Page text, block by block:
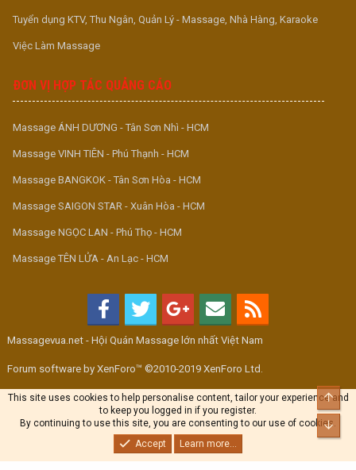
Tuyển dụng KTV, Thu Ngân, Quản Lý - Massage, Nhà Hàng, Karaoke
Việc Làm Massage
ĐƠN VỊ HỢP TÁC QUẢNG CÁO
Massage ÁNH DƯƠNG - Tân Sơn Nhì - HCM
Massage VINH TIÊN - Phú Thạnh - HCM
Massage BANGKOK - Tân Sơn Hòa - HCM
Massage SAIGON STAR - Xuân Hòa - HCM
Massage NGỌC LAN - Phú Thọ - HCM
Massage TÊN LỬA - An Lạc - HCM
Massagevua.net - Hội Quán Massage lớn nhất Việt Nam
Forum software by XenForo™ ©2010-2019 XenForo Ltd.
This site uses cookies to help personalise content, tailor your experience and
to keep you logged in if you register.
By continuing to use this site, you are consenting to our use of cookies.
Accept
Learn more...
Top